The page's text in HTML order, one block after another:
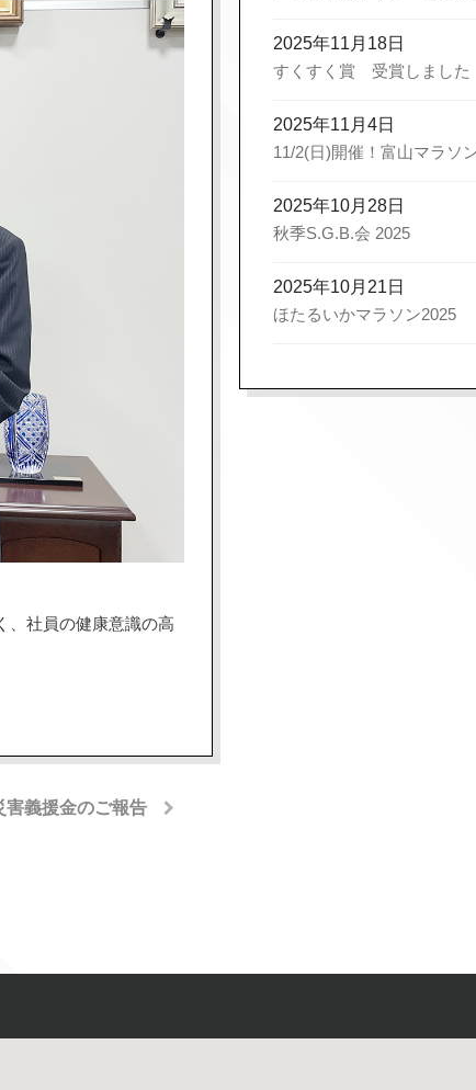
、社員の健康意識の高
害義援金のご報告
2025年11月18日
すくすく賞 受賞しました
2025年11月4日
11/2(日)開催！富山マラソ
2025年10月28日
秋季S.G.B.会 2025
2025年10月21日
ほたるいかマラソン2025